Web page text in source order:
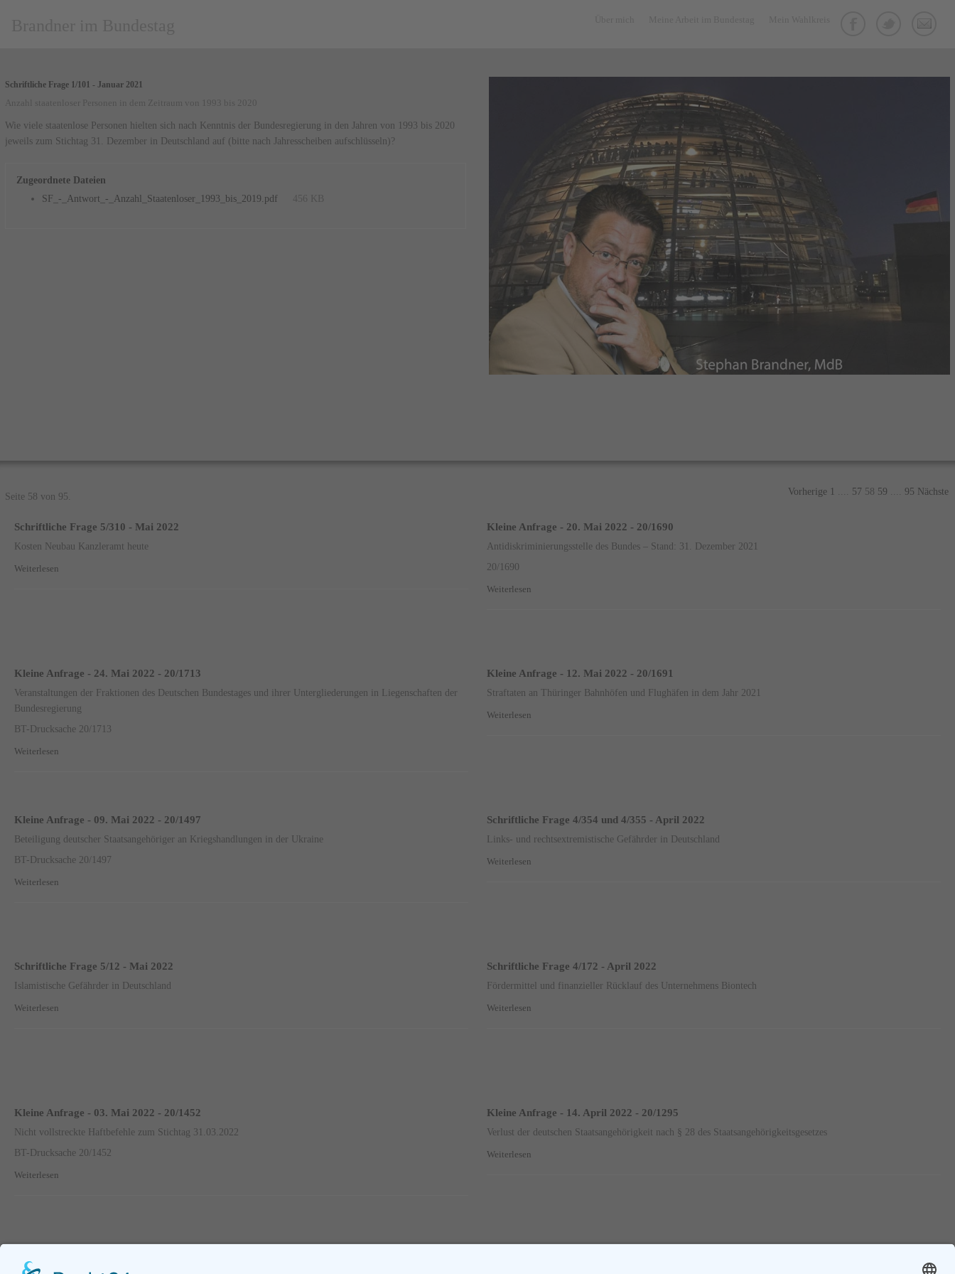
Schriftliche Frage 1/101 - Januar 2021
Anzahl staatenloser Personen in dem Zeitraum von 1993 bis 2020
Wie viele staatenlose Personen hielten sich nach Kenntnis der Bundesregierung in den Jahren von 1993 bis 2020
jeweils zum Stichtag 31. Dezember in Deutschland auf (bitte nach Jahresscheiben aufschlüsseln)?
Zugeordnete Dateien
SF_-_Antwort_-_Anzahl_Staatenloser_1993_bis_2019.pdf 456 KB
Seite 58 von 95. Vorherige 1 57 58 59 95 Nächste
Schriftliche Frage 5/310 - Mai 2022
Kosten Neubau Kanzleramt heute
Weiterlesen
Kleine Anfrage - 20. Mai 2022 - 20/1690
Antidiskriminierungsstelle des Bundes – Stand: 31. Dezember 2021
20/1690
Weiterlesen
Kleine Anfrage - 24. Mai 2022 - 20/1713
Veranstaltungen der Fraktionen des Deutschen Bundestages und ihrer Untergliederungen in Liegenschaften der
Bundesregierung
BT-Drucksache 20/1713
Weiterlesen
Kleine Anfrage - 12. Mai 2022 - 20/1691
Straftaten an Thüringer Bahnhöfen und Flughäfen in dem Jahr 2021
Weiterlesen
Kleine Anfrage - 09. Mai 2022 - 20/1497
Beteiligung deutscher Staatsangehöriger an Kriegshandlungen in der Ukraine
BT-Drucksache 20/1497
Weiterlesen
Schriftliche Frage 4/354 und 4/355 - April 2022
Links- und rechtsextremistische Gefährder in Deutschland
Weiterlesen
Schriftliche Frage 5/12 - Mai 2022
Islamistische Gefährder in Deutschland
Weiterlesen
Schriftliche Frage 4/172 - April 2022
Fördermittel und finanzieller Rücklauf des Unternehmens Biontech
Weiterlesen
Kleine Anfrage - 03. Mai 2022 - 20/1452
Nicht vollstreckte Haftbefehle zum Stichtag 31.03.2022
BT-Drucksache 20/1452
Weiterlesen
Kleine Anfrage - 14. April 2022 - 20/1295
Verlust der deutschen Staatsangehörigkeit nach § 28 des Staatsangehörigkeitsgesetzes
Weiterlesen